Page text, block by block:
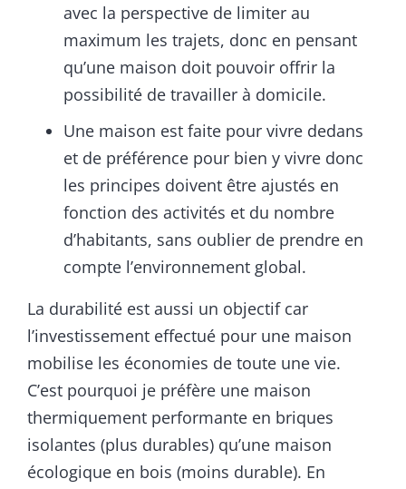
avec la perspective de limiter au
maximum les trajets, donc en pensant
qu’une maison doit pouvoir offrir la
possibilité de travailler à domicile.
Une maison est faite pour vivre dedans
et de préférence pour bien y vivre donc
les principes doivent être ajustés en
fonction des activités et du nombre
d’habitants, sans oublier de prendre en
compte l’environnement global.
La durabilité est aussi un objectif car
l’investissement effectué pour une maison
mobilise les économies de toute une vie.
C’est pourquoi je préfère une maison
thermiquement performante en briques
isolantes (plus durables) qu’une maison
écologique en bois (moins durable). En